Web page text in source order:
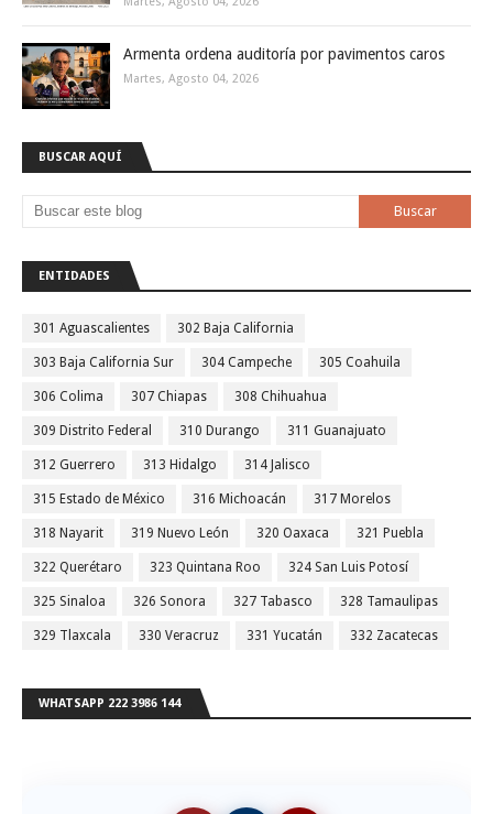
Armenta ordena auditoría por pavimentos caros
Martes, Agosto 04, 2026
BUSCAR AQUÍ
ENTIDADES
301 Aguascalientes 302 Baja California
303 Baja California Sur 304 Campeche 305 Coahuila
306 Colima 307 Chiapas 308 Chihuahua
309 Distrito Federal 310 Durango 311 Guanajuato
312 Guerrero 313 Hidalgo 314 Jalisco
315 Estado de México 316 Michoacán 317 Morelos
318 Nayarit 319 Nuevo León 320 Oaxaca 321 Puebla
322 Querétaro 323 Quintana Roo 324 San Luis Potosí
325 Sinaloa 326 Sonora 327 Tabasco 328 Tamaulipas
329 Tlaxcala 330 Veracruz 331 Yucatán 332 Zacatecas
WHATSAPP 222 3986 144